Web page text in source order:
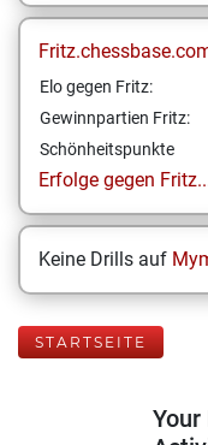
Elo gegen Fritz:
Gewinnpartien Fritz:
Schönheitspunkte
Erfolge gegen
Keine Drills auf
STARTSEITE